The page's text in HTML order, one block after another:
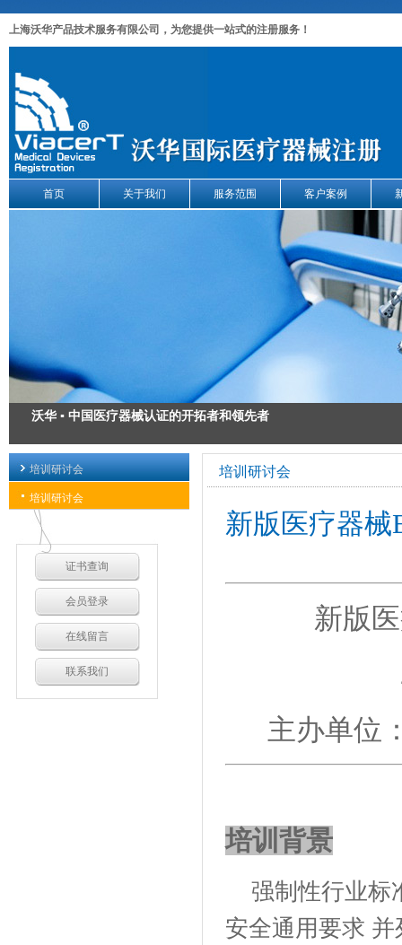
上海沃华产品技术服务有限公司，为您提供一站式的注册服务！
首页 关于我们 服务范围 客户案例
沃华 ▪ 中国医疗器械认证的开拓者和领先者
医疗器械注册 ▪ 为您的安全承诺
医疗器械出口认证 ▪ 出口方案解决专家
医疗器械GMP质量管理规范 ▪ 我们力求精益求精
培训研讨会
培训研讨会
证书查询
会员登录
在线留言
联系我们
培训研讨会
新版医疗器械
新版
主办单位
培训背景
强制性行业标
安全通用要求 并